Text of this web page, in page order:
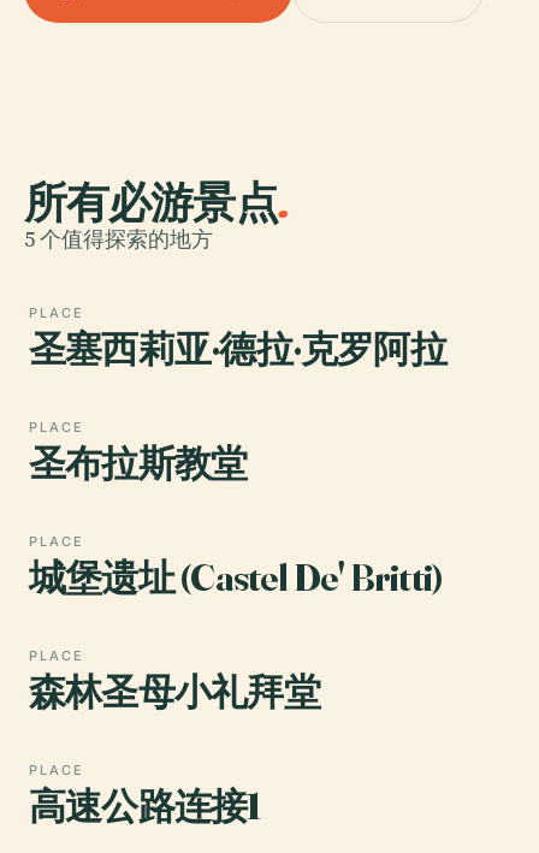
所有必游景点.
5 个值得探索的地方
PLACE
圣塞西莉亚·德拉·克罗阿拉
PLACE
圣布拉斯教堂
PLACE
城堡遗址 (Castel De' Britti)
PLACE
森林圣母小礼拜堂
PLACE
高速公路连接1